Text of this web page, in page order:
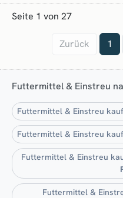
Seite 1 von 27
Zurück 1
Futtermittel & Einstreu
Futtermittel & Einstreu
Futtermittel & Einstreu
Futtermittel & Einstreu
Futtermittel &